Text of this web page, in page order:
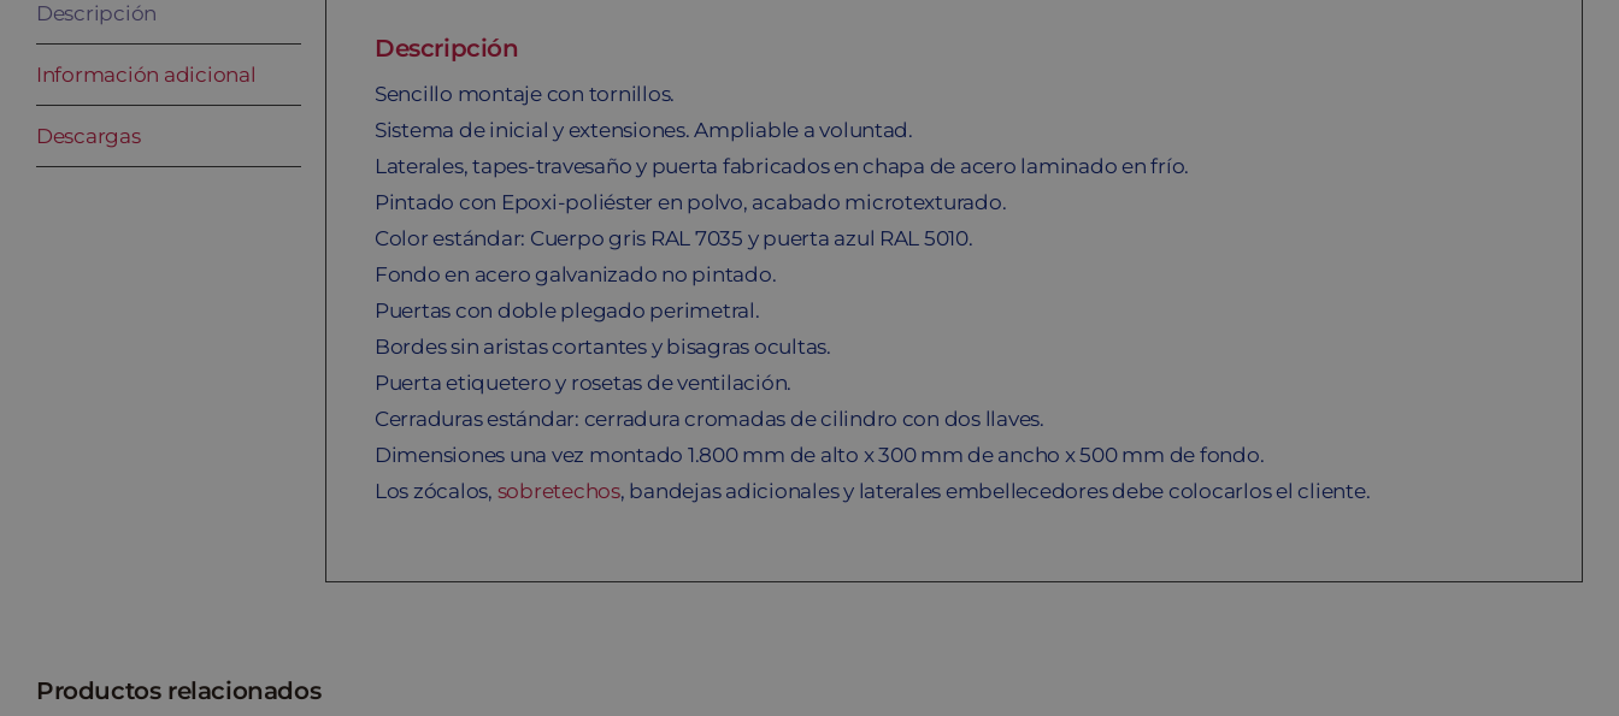
Descripción
Información adicional
Descargas
Descripción
Sencillo montaje con tornillos.
Sistema de inicial y extensiones. Ampliable a voluntad.
Laterales, tapes-travesaño y puerta fabricados en chapa de acero laminado en frío.
Pintado con Epoxi-poliéster en polvo, acabado microtexturado.
Color estándar: Cuerpo gris RAL 7035 y puerta azul RAL 5010.
Fondo en acero galvanizado no pintado.
Puertas con doble plegado perimetral.
Bordes sin aristas cortantes y bisagras ocultas.
Puerta etiquetero y rosetas de ventilación.
Cerraduras estándar: cerradura cromadas de cilindro con dos llaves.
Dimensiones una vez montado 1.800 mm de alto x 300 mm de ancho x 500 mm de fondo.
Los zócalos, sobretechos, bandejas adicionales y laterales embellecedores debe colocarlos el cliente.
Productos relacionados